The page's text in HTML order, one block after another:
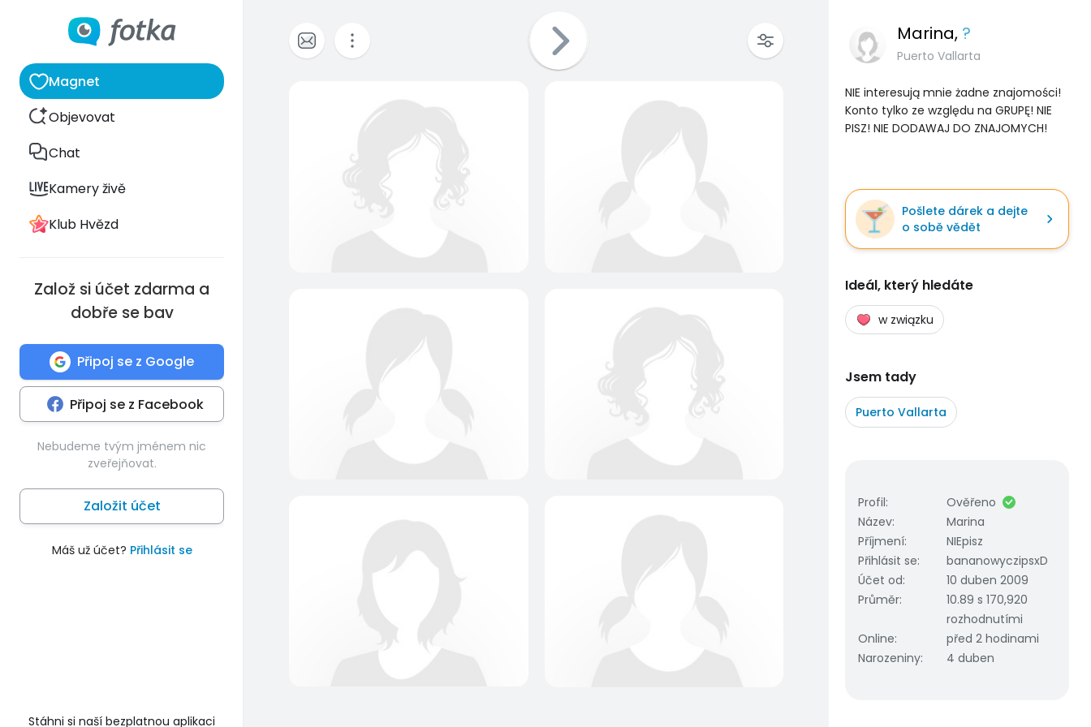
Magnet
Objevovat
Chat
Kamery živě
Klub Hvězd
Založ si účet zdarma a
dobře se bav
Připoj se z Google
Připoj se z Facebook
Nebudeme tvým jménem nic
zveřejňovat.
Založit účet
Máš už účet? Přihlásit se
Stáhni si naší bezplatnou aplikaci
Marina, ?
Puerto Vallarta
NIE interesują mnie żadne znajomości!
Konto tylko ze względu na GRUPĘ! NIE
PISZ! NIE DODAWAJ DO ZNAJOMYCH!
Pošlete dárek a dejte
o sobě vědět
Ideál, který hledáte
w związku
Jsem tady
Puerto Vallarta
Profil:
Ověřeno
Název:
Marina
Příjmení:
NIEpisz
Přihlásit se:
bananowyczipsxD
Účet od:
10 duben 2009
Průměr:
10.89 s 170,920
rozhodnutími
Online:
před 2 hodinami
Narozeniny: 4 duben